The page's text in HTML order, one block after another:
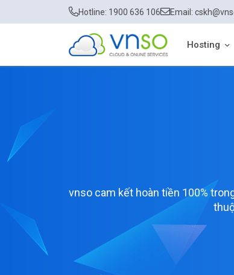
Hotline: 1900 636 106 Email:
Hosting
vnso cam kết hoàn tiền 100%